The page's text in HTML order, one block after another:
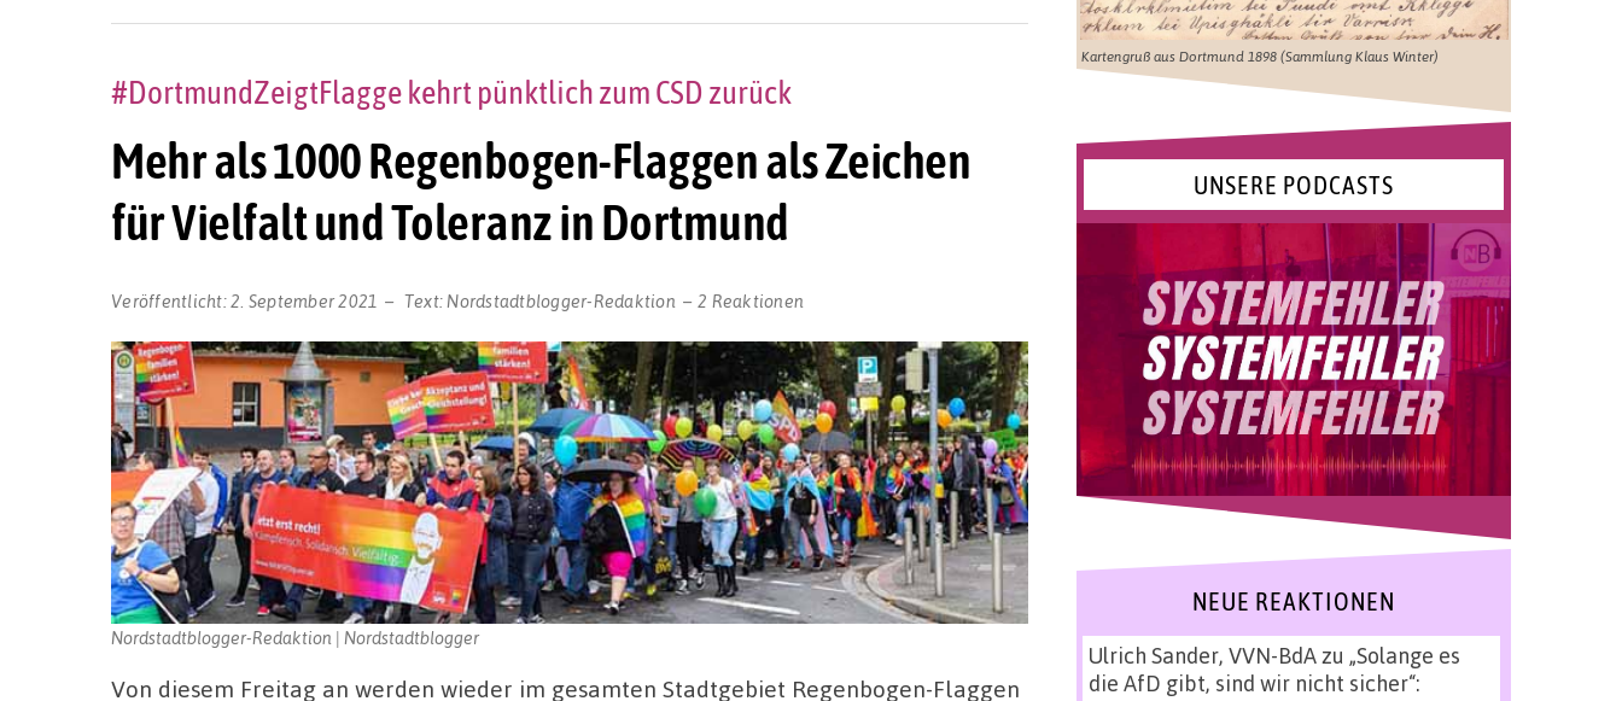
Mehr als 1000 Regenbogen-Flaggen als Zeichen
für Vielfalt und Toleranz in Dortmund
#DortmundZeigtFlagge kehrt pünktlich zum CSD zurück
Veröffentlicht:2. September 2021 Text: Nordstadtblogger-Redaktion 2 Reaktionen
Nordstadtblogger-Redaktion | Nordstadtblogger
Von diesem Freitag an werden wieder im gesamten Stadtgebiet Regenbogen-Flaggen
Kartengruß aus Dortmund 1898 (Sammlung Klaus Winter)
UNSERE PODCASTS
NEUE REAKTIONEN
Ulrich Sander, VVN-BdAzu „Solange es
die AfD gibt, sind wir nicht sicher“: